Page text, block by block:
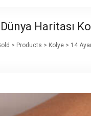
Haritası
> Products > Kolye> 14